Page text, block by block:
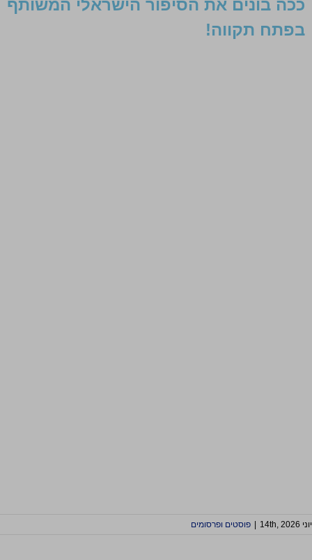
ככה בונים את הסיפור הישראלי המשותף
בפתח תקווה!
יוני 14th, 2026 פוסטים ופרסומים